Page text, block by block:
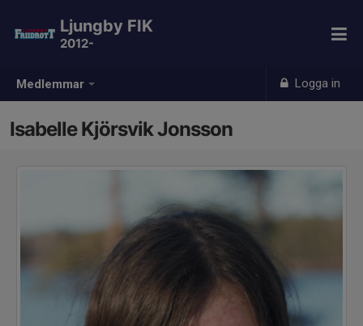
Medlemmar Logga in
Ljungby FIK
2012-
Isabelle Kjörsvik Jonsson